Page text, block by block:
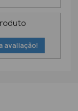
avaliação!